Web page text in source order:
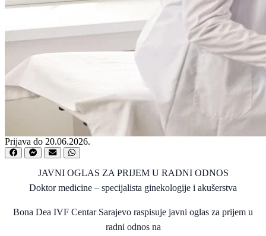
Prijava do 20.06.2026.
JAVNI OGLAS ZA PRIJEM U RADNI ODNOS
Doktor medicine – specijalista ginekologije i akušerstva
Bona Dea IVF Centar Sarajevo raspisuje javni oglas za prijem u
radni odnos na